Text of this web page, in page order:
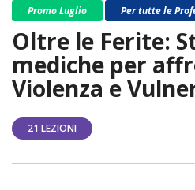
Promo Luglio Per tutte le
Oltre le Ferite:
mediche per
Violenza e
21 LEZIONI